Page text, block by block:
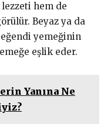
hem de
Beyaz ya da
yemeğinin
eşlik eder.
Yanına Ne